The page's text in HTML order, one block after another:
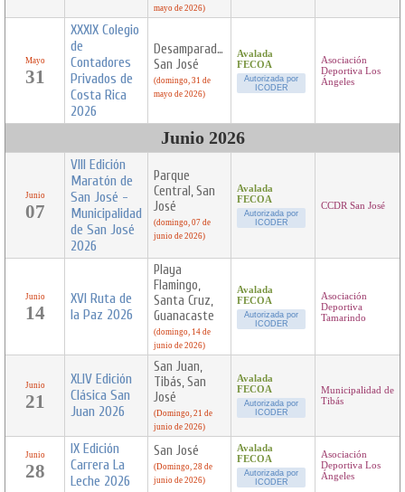
mayo de 2026)
Mayo
31
XXXIX Colegio
de
Contadores
Privados de
Costa Rica
2026
Desamparados,
San José
(domingo, 31 de
mayo de 2026)
Avalada
FECOA
Autorizada por
ICODER
Asociación
Deportiva Los
Ángeles
Junio 2026
Junio
07
VIII Edición
Maratón de
San José -
Municipalidad
de San José
2026
Parque
Central, San
José
(domingo, 07 de
junio de 2026)
Avalada
FECOA
Autorizada por
ICODER
CCDR San José
Junio
14
XVI Ruta de
la Paz 2026
Playa
Flamingo,
Santa Cruz,
Guanacaste
(domingo, 14 de
junio de 2026)
Avalada
FECOA
Autorizada por
ICODER
Asociación
Deportiva
Tamarindo
Junio
21
XLIV Edición
Clásica San
Juan 2026
San Juan,
Tibás, San
José
(Domingo, 21 de
junio de 2026)
Avalada
FECOA
Autorizada por
ICODER
Municipalidad de
Tibás
Junio
28
IX Edición
Carrera La
Leche 2026
San José
(Domingo, 28 de
junio de 2026)
Avalada
FECOA
Autorizada por
ICODER
Asociación
Deportiva Los
Ángeles